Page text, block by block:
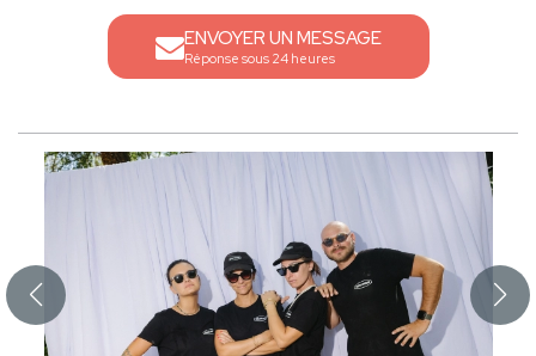
ENVOYER UN MESSAGE
Réponse sous 24 heures